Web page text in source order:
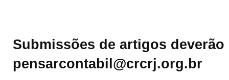
Submissões de artigos
pensarcontabil@crcrj.org.br